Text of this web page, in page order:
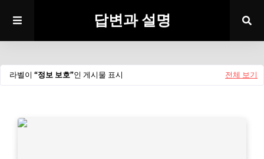
답변과 설명
라벨이 정보 보호 인 게시물 표시 전체 보기